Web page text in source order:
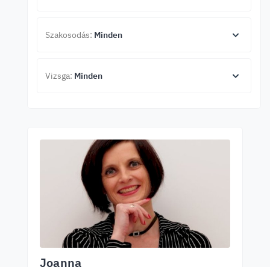
Szakosodás: Minden
Vizsga: Minden
Joanna